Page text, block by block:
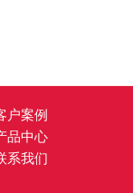
户案例
品中心
系我们